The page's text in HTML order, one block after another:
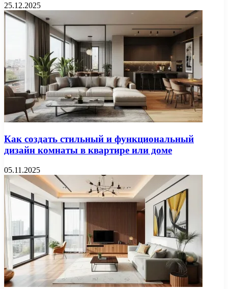
25.12.2025
Как создать стильный и функциональный
дизайн комнаты в квартире или доме
05.11.2025